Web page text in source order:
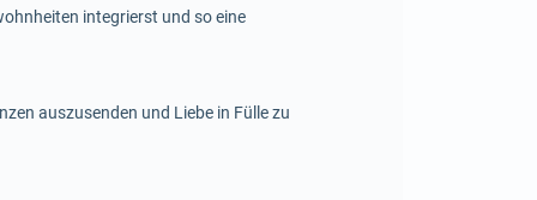
integrierst und so eine
auszusenden und Liebe in Fülle zu